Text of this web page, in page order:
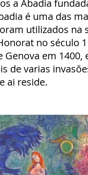
a Abadia
é uma das
utilizados na
no século
Genova em
de varias
ai reside.